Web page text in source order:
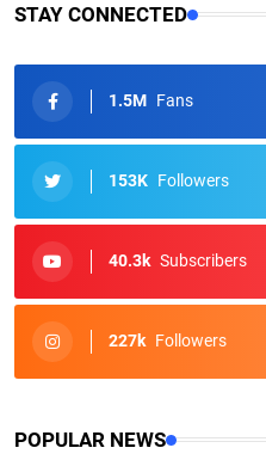
STAY CONNECTED
1.5M Fans
153K Followers
40.3k Subscribers
227k Followers
POPULAR NEWS